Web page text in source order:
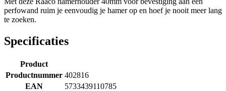
perfowand ruim je eenvoudig je hamer op en hoef je nooit meer lang
te zoeken.
Specificaties
Product
Productnummer 402816
EAN
5733439110785